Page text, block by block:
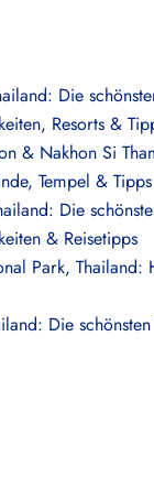
Die
Resorts &
& Nakhon Si
Tempel & Tipps
Die
& Reisetipps
Park, Thailand:
Die